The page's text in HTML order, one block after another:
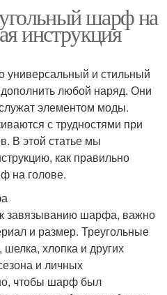
шарф на
инструкция
и стильный
любой наряд. Они
элементом моды.
с трудностями при
В этой статье мы
как правильно
на голове.
завязыванию шарфа, важно
и размер. Треугольные
хлопка и других
и личных
чтобы шарф был